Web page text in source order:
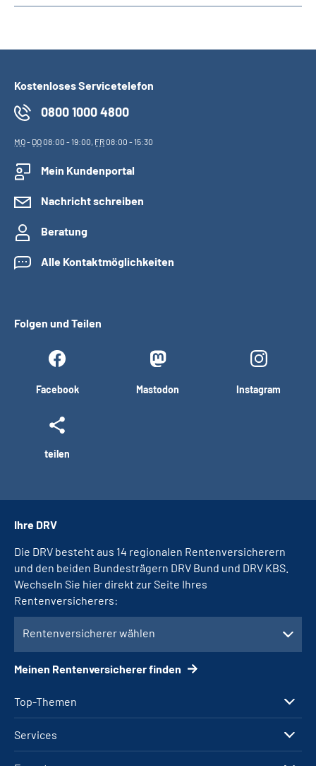
Kostenloses Servicetelefon
0800 1000 4800
MO- DO08:00 - 19:00, FR08:00 - 15:30
Mein Kundenportal
Nachricht schreiben
Beratung
Alle Kontaktmöglichkeiten
Folgen und Teilen
Facebook Mastodon Instagram
teilen
Top-Themen
Services
Ihre DRV
Die DRV besteht aus 14 regionalen Rentenversicherern
und den beiden Bundesträgern DRV Bund und DRV KBS.
Wechseln Sie hier direkt zur Seite Ihres
Rentenversicherers:
Rentenversicherer wählen
Meinen Rentenversicherer finden